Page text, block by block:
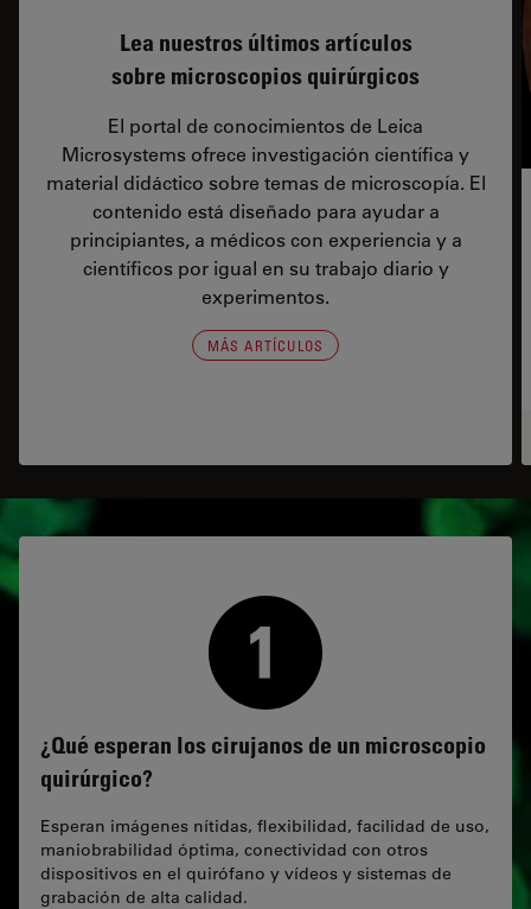
Lea nuestros últimos artículos
sobre microscopios quirúrgicos
El portal de conocimientos de Leica
Microsystems ofrece investigación científica y
material didáctico sobre temas de microscopía. El
contenido está diseñado para ayudar a
principiantes, a médicos con experiencia y a
científicos por igual en su trabajo diario y
experimentos.
MÁS ARTÍCULOS
¿Qué esperan los cirujanos de un microscopio
quirúrgico?
Esperan imágenes nítidas, flexibilidad, facilidad de uso,
maniobrabilidad óptima, conectividad con otros
dispositivos en el quirófano y vídeos y sistemas de
grabación de alta calidad.